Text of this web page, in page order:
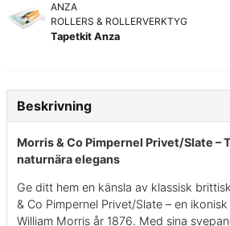
ANZA
ROLLERS & ROLLERVERKTYG
Tapetkit Anza
Beskrivning
Morris & Co Pimpernel Privet/Slate –
naturnära elegans
Ge ditt hem en känsla av klassisk
& Co Pimpernel Privet/Slate – en
William Morris år 1876. Med sina